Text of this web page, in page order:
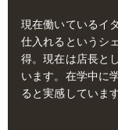
現在働いているイ
仕入れるというシ
得。現在は店長と
います。在学中に
ると実感しています